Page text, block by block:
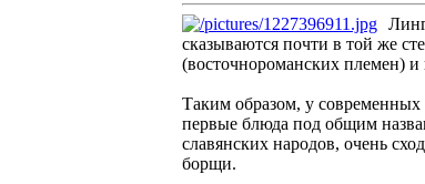
сказываются почти в той же
(восточнороманских племен) и
Таким образом, у
первые блюда под общим
славянских народов, очень
борщи.